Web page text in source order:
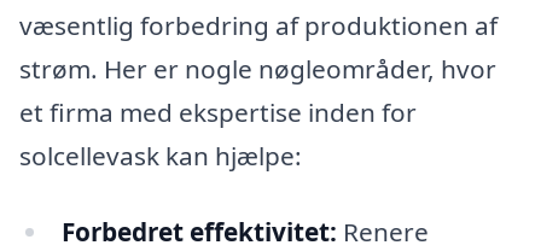
væsentlig forbedring af produktionen af
strøm. Her er nogle nøgleområder, hvor
et firma med ekspertise inden for
solcellevask kan hjælpe:
Forbedret effektivitet: Renere